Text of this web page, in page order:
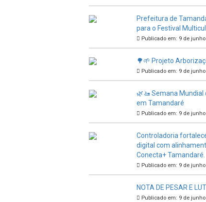
Prefeitura de
para o Festival
Publicado em: 9 de junho
🌳🌱 Projeto
Publicado em: 9 de junho
🌿🚤 Semana
em Tamandaré
Publicado em: 9 de junho
Controladoria
digital com
Conecta+ Tamandaré.
Publicado em: 9 de junho
NOTA DE PESAR E
Publicado em: 9 de junho